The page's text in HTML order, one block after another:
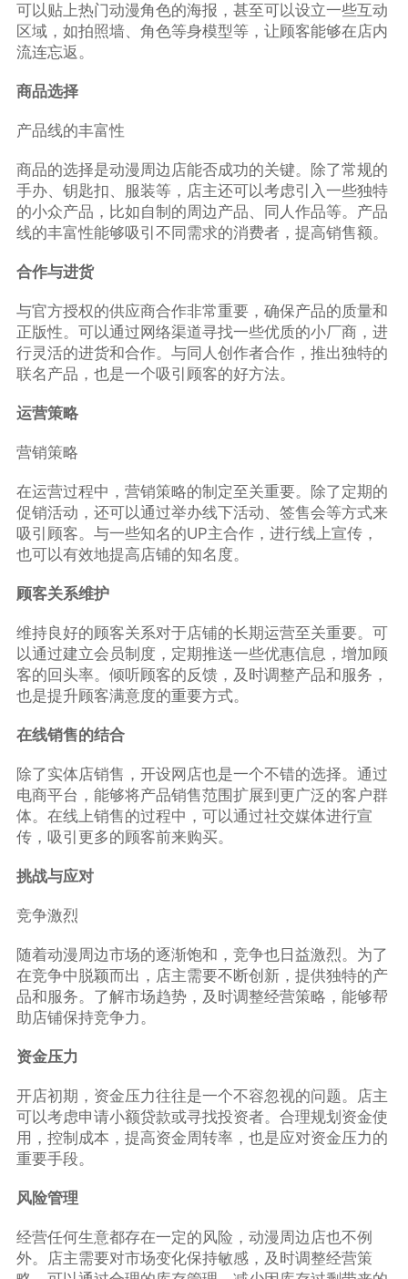
可以贴上热门动漫角色的海报，甚至可以设立一些互动
区域，如拍照墙、角色等身模型等，让顾客能够在店内
流连忘返。
商品选择
产品线的丰富性
商品的选择是动漫周边店能否成功的关键。除了常规的
手办、钥匙扣、服装等，店主还可以考虑引入一些独特
的小众产品，比如自制的周边产品、同人作品等。产品
线的丰富性能够吸引不同需求的消费者，提高销售额。
合作与进货
与官方授权的供应商合作非常重要，确保产品的质量和
正版性。可以通过网络渠道寻找一些优质的小厂商，进
行灵活的进货和合作。与同人创作者合作，推出独特的
联名产品，也是一个吸引顾客的好方法。
运营策略
营销策略
在运营过程中，营销策略的制定至关重要。除了定期的
促销活动，还可以通过举办线下活动、签售会等方式来
吸引顾客。与一些知名的UP主合作，进行线上宣传，
也可以有效地提高店铺的知名度。
顾客关系维护
维持良好的顾客关系对于店铺的长期运营至关重要。可
以通过建立会员制度，定期推送一些优惠信息，增加顾
客的回头率。倾听顾客的反馈，及时调整产品和服务，
也是提升顾客满意度的重要方式。
在线销售的结合
除了实体店销售，开设网店也是一个不错的选择。通过
电商平台，能够将产品销售范围扩展到更广泛的客户群
体。在线上销售的过程中，可以通过社交媒体进行宣
传，吸引更多的顾客前来购买。
挑战与应对
竞争激烈
随着动漫周边市场的逐渐饱和，竞争也日益激烈。为了
在竞争中脱颖而出，店主需要不断创新，提供独特的产
品和服务。了解市场趋势，及时调整经营策略，能够帮
助店铺保持竞争力。
资金压力
开店初期，资金压力往往是一个不容忽视的问题。店主
可以考虑申请小额贷款或寻找投资者。合理规划资金使
用，控制成本，提高资金周转率，也是应对资金压力的
重要手段。
风险管理
经营任何生意都存在一定的风险，动漫周边店也不例
外。店主需要对市场变化保持敏感，及时调整经营策